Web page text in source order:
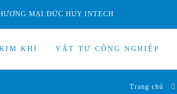
MẠI ĐỨC HUY INTECH
KHÍ VẬT TƯ CÔNG NGHIỆP
Trang chủ